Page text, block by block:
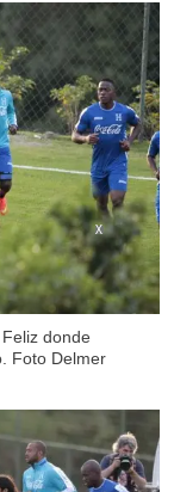
donde
Foto Delmer
X